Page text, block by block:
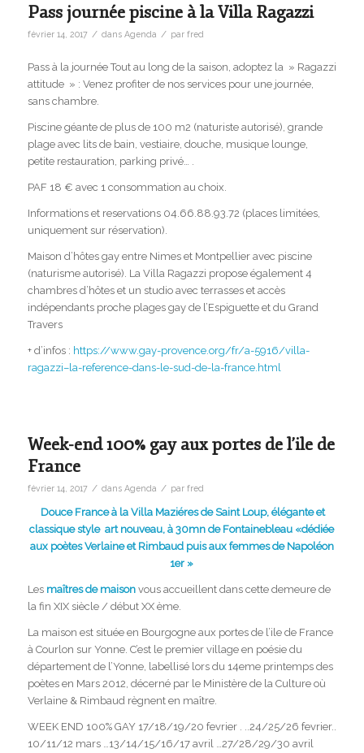
Pass journée piscine à la Villa Ragazzi
février 14, 2017 / dans Agenda / par fred
Pass à la journée Tout au long de la saison, adoptez la » Ragazzi
attitude » : Venez profiter de nos services pour une journée,
sans chambre.
Piscine géante de plus de 100 m2 (naturiste autorisé), grande
plage avec lits de bain, vestiaire, douche, musique lounge,
petite restauration, parking privé… .
PAF 18 € avec 1 consommation au choix.
Informations et reservations 04.66.88.93.72 (places limitées,
uniquement sur réservation).
Maison d’hôtes gay entre Nimes et Montpellier avec piscine
(naturisme autorisé). La Villa Ragazzi propose également 4
chambres d’hôtes et un studio avec terrasses et accès
indépendants proche plages gay de l’Espiguette et du Grand
Travers
+ d’infos : https://www.gay-provence.org/fr/a-5916/villa-
ragazzi–la-reference-dans-le-sud-de-la-france.html
Week-end 100% gay aux portes de l’ile de
France
février 14, 2017 / dans Agenda / par fred
Douce France à la Villa Maziéres de Saint Loup, élégante et
classiquestyle art nouveau, à 30mn de Fontainebleau «dédiée
aux poètes Verlaine et Rimbaud puis aux femmes de Napoléon
1er »
Les maîtres de maisonvous accueillent dans cette demeure de
la fin XIX siècle / début XX ème.
La maison est située en Bourgogne aux portes de l’ile de France
à Courlon sur Yonne. C’est le premier village en poésie du
département de l’Yonne, labellisé lors du 14eme printemps des
poètes en Mars 2012, décerné par le Ministère de la Culture où
Verlaine & Rimbaud règnent en maître.
WEEK END 100% GAY 17/18/19/20 fevrier . ..24/25/26 fevrier..
10/11/12 mars …13/14/15/16/17 avril …27/28/29/30 avril